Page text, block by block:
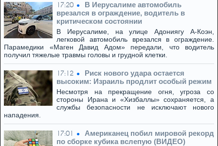
17:20
В Иерусалиме автомобиль
врезался в ограждение, водитель в
критическом состоянии
В Иерусалиме, на улице Адониягу А-Коэн,
легковой автомобиль врезался в ограждение.
Парамедики «Маген Давид Адом» передали, что водитель
получил тяжелые травмы головы и грудной клетки.
17:12
Риск нового удара остается
высоким: Израиль продлит особый режим
Несмотря на прекращение огня, угроза со
стороны Ирана и «Хизбаллы» сохраняется, а
службы безопасности не исключают нового
нападения.
17:01
Американец побил мировой рекорд
по сборке кубика вслепую (ВИДЕО)